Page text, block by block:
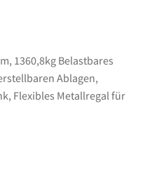
1360,8kg Belastbares
Ablagen,
Flexibles Metallregal für